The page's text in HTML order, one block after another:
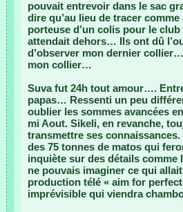
pouvait entrevoir dans le sac
dire qu’au lieu de tracer
porteuse d’un colis pour le
attendait dehors… Ils ont dû
d’observer mon dernier
mon collier…
Suva fut 24h tout amour….
papas… Ressenti un peu
oublier les sommes avancées
mi Aout. Sikeli, en revanche,
transmettre ses
des 75 tonnes de matos qui
inquiète sur des détails comme
ne pouvais imaginer ce qui
production télé « aim for
imprévisible qui viendra